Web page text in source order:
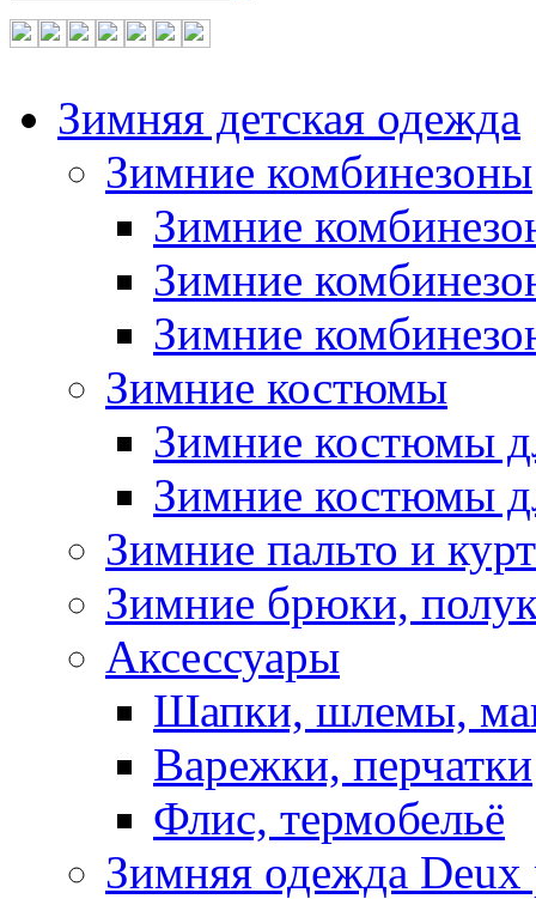
Зимняя детская одежда
Зимние комбинезоны
Зимние
Зимние
Зимние
Зимние костюмы
Зимние костюмы
Зимние костюмы
Зимние пальто и
Зимние брюки,
Аксессуары
Шапки, шлемы,
Варежки, перчатки
Флис, термобельё
Зимняя одежда Deux